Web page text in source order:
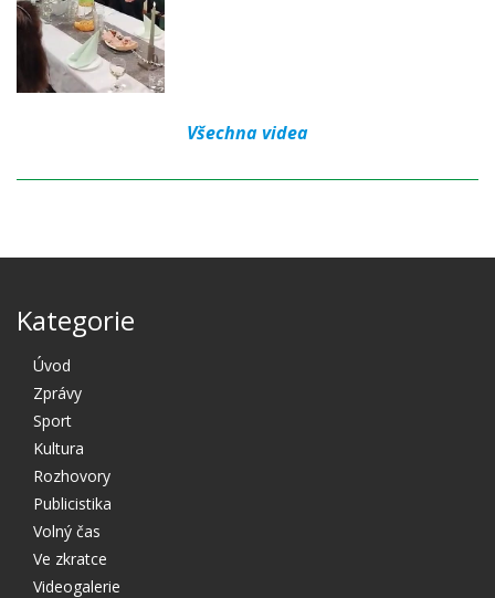
Všechna videa
Kategorie
Úvod
Zprávy
Sport
Kultura
Rozhovory
Publicistika
Volný čas
Ve zkratce
Videogalerie